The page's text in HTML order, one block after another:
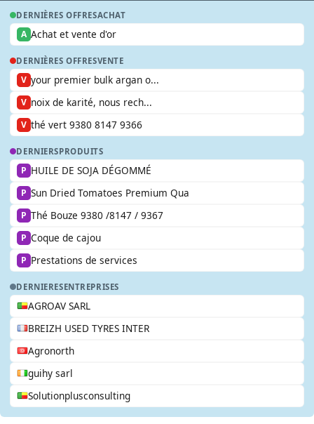
DERNIÈRES OFFRESACHAT
A Achat et vente d'or
DERNIÈRES OFFRESVENTE
V your premier bulk argan o...
V noix de karité, nous rech...
V thé vert 9380 8147 9366
DERNIERSPRODUITS
P HUILE DE SOJA DÉGOMMÉ
P Sun Dried Tomatoes Premium Qua
P Thé Bouze 9380 /8147 / 9367
P Coque de cajou
P Prestations de services
DERNIERESENTREPRISES
AGROAV SARL
BREIZH USED TYRES INTER
Agronorth
guihy sarl
Solutionplusconsulting